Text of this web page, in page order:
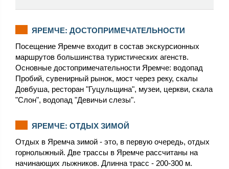
ЯРЕМЧЕ: ДОСТОПРИМЕЧАТЕЛЬНОСТИ
Посещение Яремче входит в состав экскурсионных
маршрутов большинства туристических агенств.
Основные достопримечательности Яремче: водопад
Пробий, сувенирный рынок, мост через реку, скалы
Довбуша, ресторан "Гуцульщина", музеи, церкви, скала
"Слон", водопад "Девичьи слезы".
ЯРЕМЧЕ: ОТДЫХ ЗИМОЙ
Отдых в Яремча зимой - это, в первую очередь, отдых
горнолыжный. Две трассы в Яремче рассчитаны на
начинающих лыжников. Длинна трасс - 200-300 м.